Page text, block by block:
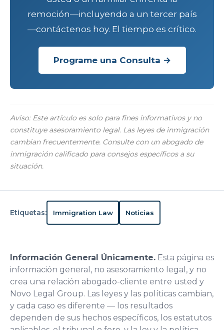
remoción—incluyendo a un tercer país
—contáctenos hoy. El tiempo es crítico.
Programe una Consulta →
Aviso: Este artículo es solo para fines informativos y no
constituye asesoramiento legal. Las leyes de inmigración
cambian frecuentemente. Consulte con un abogado de
inmigración calificado para consejos específicos a su
situación.
Etiquetas: Immigration Law Noticias
Información General Únicamente. Esta página es
información general, no asesoramiento legal, y no
crea una relación abogado-cliente entre usted y
Novo Legal Group. Las leyes y las políticas cambian,
y cada caso es diferente — los resultados
dependen de sus hechos específicos, los estatutos